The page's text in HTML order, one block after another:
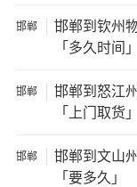
邯郸
邯郸到钦州
「多久时间」
邯郸
邯郸到怒江
「上门取货」
邯郸
邯郸到文山
「要多久」